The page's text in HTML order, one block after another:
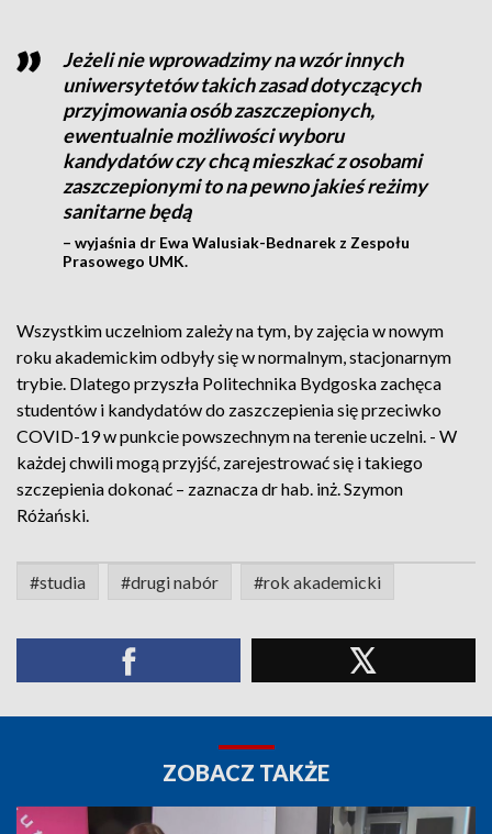
Jeżeli nie wprowadzimy na wzór innych
uniwersytetów takich zasad dotyczących
przyjmowania osób zaszczepionych,
ewentualnie możliwości wyboru
kandydatów czy chcą mieszkać z osobami
zaszczepionymi to na pewno jakieś reżimy
sanitarne będą
– wyjaśnia dr Ewa Walusiak-Bednarek z Zespołu
Prasowego UMK.
Wszystkim uczelniom zależy na tym, by zajęcia w nowym
roku akademickim odbyły się w normalnym, stacjonarnym
trybie. Dlatego przyszła Politechnika Bydgoska zachęca
studentów i kandydatów do zaszczepienia się przeciwko
COVID-19 w punkcie powszechnym na terenie uczelni. - W
każdej chwili mogą przyjść, zarejestrować się i takiego
szczepienia dokonać – zaznacza dr hab. inż. Szymon
Różański.
#studia #drugi nabór #rok akademicki
ZOBACZ TAKŻE